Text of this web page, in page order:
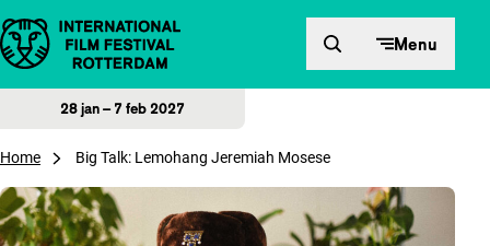
Direct naar inhoud Menu
28 jan – 7 feb 2027
Home Big Talk: Lemohang Jeremiah Mosese